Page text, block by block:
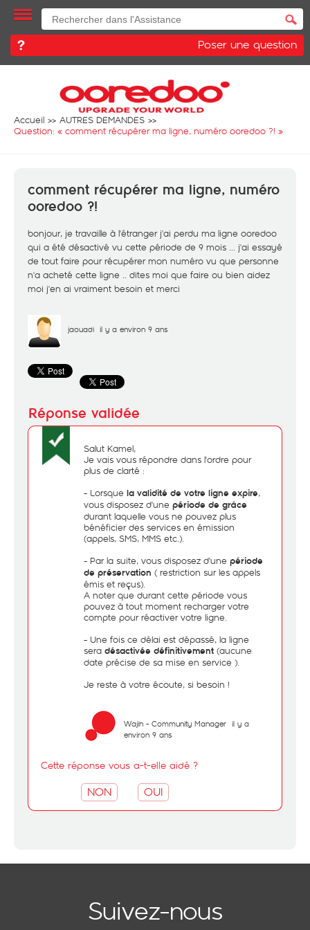
Poser une question
Accueil
AUTRES DEMANDES
Question: « comment récupérer ma ligne, numéro ooredoo ?! »
comment récupérer ma ligne, numéro
ooredoo ?!
bonjour, je travaille à l'étranger j'ai perdu ma ligne ooredoo
qui a été désactivé vu cette période de 9 mois ... j'ai essayé
de tout faire pour récupérer mon numéro vu que personne
n'a acheté cette ligne .. dites moi que faire ou bien aidez
moi j'en ai vraiment besoin et merci
jaouadi il y a environ 9 ans
Salut Kamel,
Je vais vous répondre dans l'ordre pour
plus de clarté :
- Lorsque la validité de votre ligne expire,
vous disposez d'une période de grâce
durant laquelle vous ne pouvez plus
bénéficier des services en émission
(appels, SMS, MMS etc.).
- Par la suite, vous disposez d'une période
de préservation ( restriction sur les appels
émis et reçus).
A noter que durant cette période vous
pouvez à tout moment recharger votre
compte pour réactiver votre ligne.
- Une fois ce délai est dépassé, la ligne
sera désactivée définitivement (aucune
date précise de sa mise en service ).
Je reste à votre écoute, si besoin !
Wajih - Community Manager il y a
environ 9 ans
Cette réponse vous a-t-elle aidé ?
NON OUI
Suivez-nous